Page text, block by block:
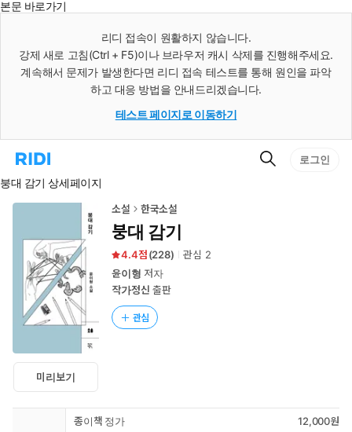
본문 바로가기
리디 접속이 원활하지 않습니다.
강제 새로 고침(Ctrl + F5)이나 브라우저 캐시 삭제를 진행해주세요.
계속해서 문제가 발생한다면 리디 접속 테스트를 통해 원인을 파악
하고 대응 방법을 안내드리겠습니다.
테스트 페이지로 이동하기
리
홈
로
검
로그인
붕대 감기 상세페이지
미리보기
소설 한국소설
붕대 감기
4.4 (228) 관심 2
윤이형 저자
작가정신 출판
관심
종이책 정가
12,000원